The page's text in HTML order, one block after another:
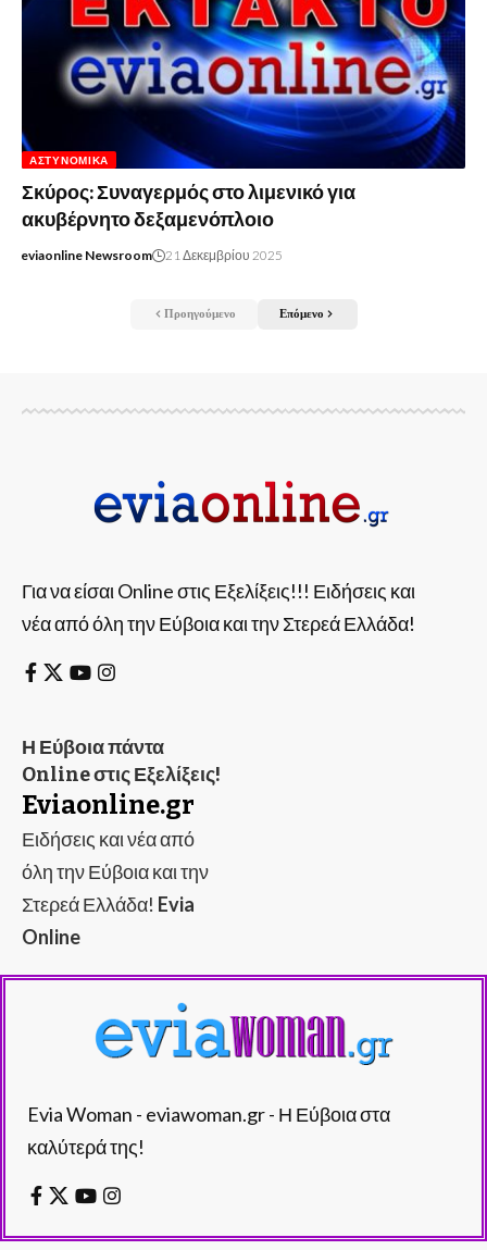
ΑΣΤΥΝΟΜΙΚΆ
Σκύρος: Συναγερμός στο λιμενικό για
ακυβέρνητο δεξαμενόπλοιο
eviaonline Newsroom 21 Δεκεμβρίου 2025
Προηγούμενο Επόμενο
Για να είσαι Online στις Εξελίξεις!!! Ειδήσεις και
νέα από όλη την Εύβοια και την Στερεά Ελλάδα!
Η Εύβοια πάντα
Online στις Εξελίξεις!
Eviaonline.gr
Ειδήσεις και νέα από
όλη την Εύβοια και την
Στερεά Ελλάδα! Evia
Online
Evia Woman - eviawoman.gr - Η Εύβοια στα
καλύτερά της!